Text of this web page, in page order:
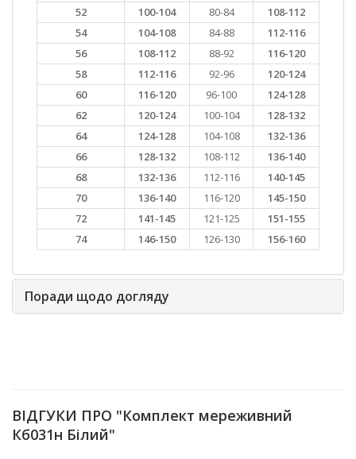
52
100-104 80-84
108-112
54
104-108 84-88
112-116
56
108-112 88-92
116-120
58
112-116 92-96
120-124
60
116-120 96-100
124-128
62
120-124 100-104
128-132
64
124-128 104-108
132-136
66
128-132 108-112
136-140
68
132-136 112-116
140-145
70
136-140 116-120
145-150
72
141-145 121-125
151-155
74
146-150 126-130 156-160
Поради щодо догляду
ВІДГУКИ ПРО "Комплект мереживний
Кб031н Білий"